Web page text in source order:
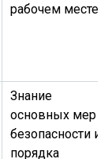
рабочем месте
Знание
основных мер
безопасности и
порядка